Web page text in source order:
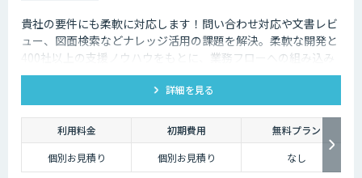
貴社の要件にも柔軟に対応します！問い合わせ対応や文書レビ
ュー、図面検索などナレッジ活用の課題を解決。柔軟な開発と
400社以上の支援ノウハウをもとに、業務フローへの組み込み
からセキュアな環境構築まで対応します。
詳細を見る
利用料金 初期費用
無料プラン
個別お見積り
個別お見積り なし